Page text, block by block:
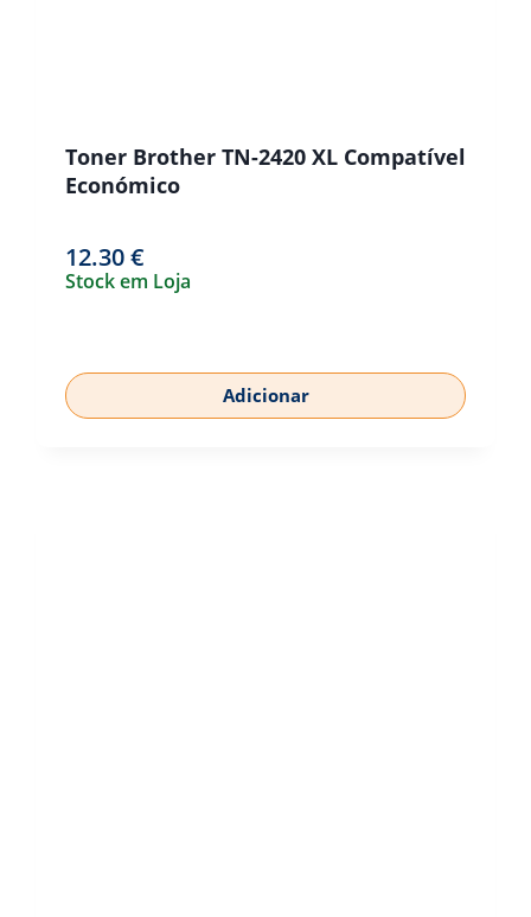
Toner Brother TN-2420 XL Compatível
Económico
12.30€
Stock em Loja
Adicionar